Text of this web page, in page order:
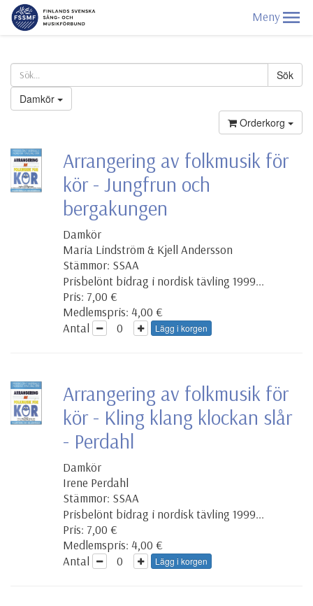
Damkör
Orderkorg
Arrangering av folkmusik för
kör - Jungfrun och
bergakungen
Damkör
Maria Lindström & Kjell Andersson
Stämmor: SSAA
Prisbelönt bidrag i nordisk tävling 1999...
Pris: 7,00 €
Medlemspris: 4,00 €
Antal
Lägg i korgen
Arrangering av folkmusik för
kör - Kling klang klockan slår
- Perdahl
Damkör
Irene Perdahl
Stämmor: SSAA
Prisbelönt bidrag i nordisk tävling 1999...
Pris: 7,00 €
Medlemspris: 4,00 €
Antal
Lägg i korgen